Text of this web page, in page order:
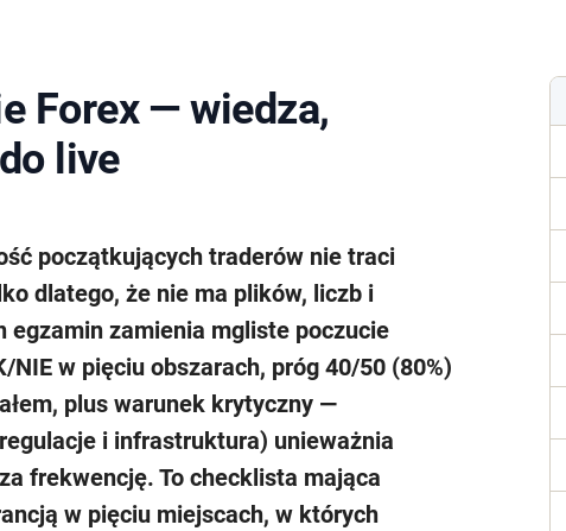
Forex — wiedza,
live
początkujących traderów nie traci
dlatego, że nie ma plików, liczb i
egzamin zamienia mgliste poczucie
NIE w pięciu obszarach, próg 40/50 (80%)
plus warunek krytyczny —
i infrastruktura) unieważnia
frekwencję. To checklista mająca
w pięciu miejscach, w których